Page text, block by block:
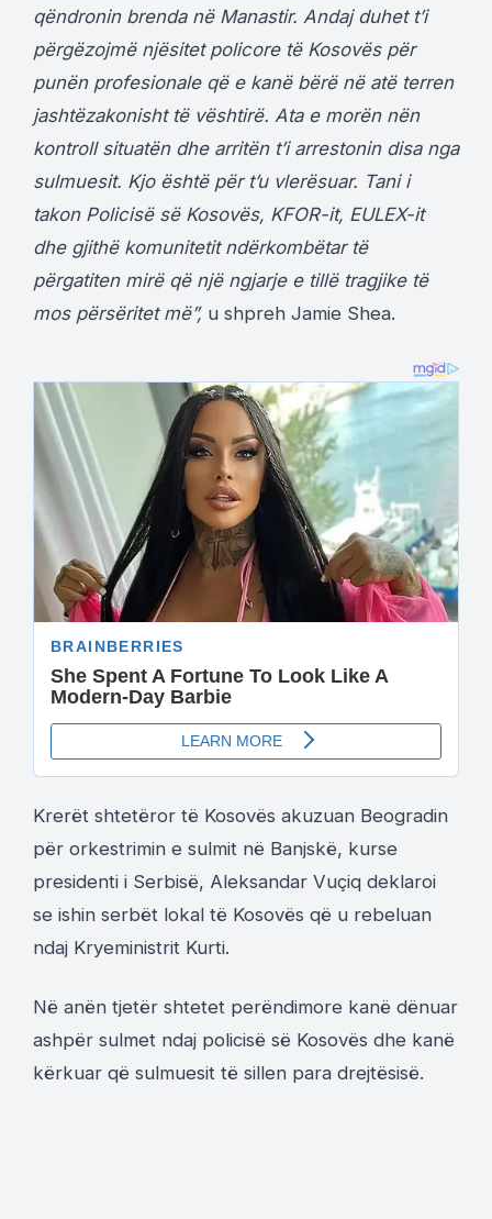
qëndronin brenda në Manastir. Andaj duhet t’i
përgëzojmë njësitet policore të Kosovës për
punën profesionale që e kanë bërë në atë terren
jashtëzakonisht të vështirë. Ata e morën nën
kontroll situatën dhe arritën t’i arrestonin disa nga
sulmuesit. Kjo është për t’u vlerësuar. Tani i
takon Policisë së Kosovës, KFOR-it, EULEX-it
dhe gjithë komunitetit ndërkombëtar të
përgatiten mirë që një ngjarje e tillë tragjike të
mos përsëritet më”, u shpreh Jamie Shea.
Krerët shtetëror të Kosovës akuzuan Beogradin
për orkestrimin e sulmit në Banjskë, kurse
presidenti i Serbisë, Aleksandar Vuçiq deklaroi
se ishin serbët lokal të Kosovës që u rebeluan
ndaj Kryeministrit Kurti.
Në anën tjetër shtetet perëndimore kanë dënuar
ashpër sulmet ndaj policisë së Kosovës dhe kanë
kërkuar që sulmuesit të sillen para drejtësisë.